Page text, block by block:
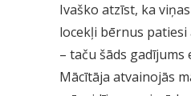
Ivaško atzīst, ka
locekļi bērnus patiesi
– taču šāds gadījums
Mācītāja atvainojās